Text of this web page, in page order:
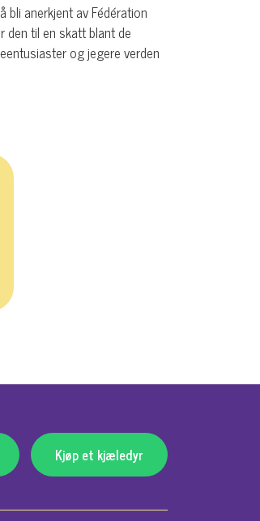
anerkjent av Fédération
den til en skatt blant de
og jegere verden
Kjøp et kjæledyr